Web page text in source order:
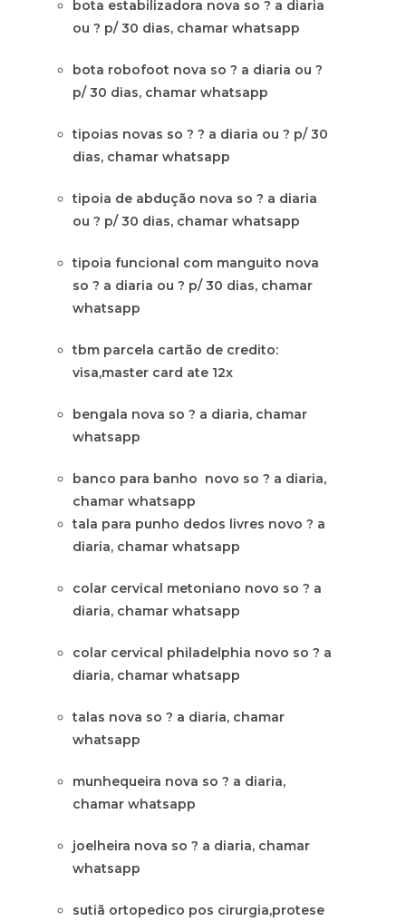
bota estabilizadora nova so ? a diaria
ou ? p/ 30 dias, chamar whatsapp
bota robofoot nova so ? a diaria ou ?
p/ 30 dias, chamar whatsapp
tipoias novas so ? ? a diaria ou ? p/ 30
dias, chamar whatsapp
tipoia de abdução nova so ? a diaria
ou ? p/ 30 dias, chamar whatsapp
tipoia funcional com manguito nova
so ? a diaria ou ? p/ 30 dias, chamar
whatsapp
tbm parcela cartão de credito:
visa,master card ate 12x
bengala nova so ? a diaria, chamar
whatsapp
banco para banho novo so ? a diaria,
chamar whatsapp
tala para punho dedos livres novo ? a
diaria, chamar whatsapp
colar cervical metoniano novo so ? a
diaria, chamar whatsapp
colar cervical philadelphia novo so ? a
diaria, chamar whatsapp
talas nova so ? a diaria, chamar
whatsapp
munhequeira nova so ? a diaria,
chamar whatsapp
joelheira nova so ? a diaria, chamar
whatsapp
sutiã ortopedico pos cirurgia,protese